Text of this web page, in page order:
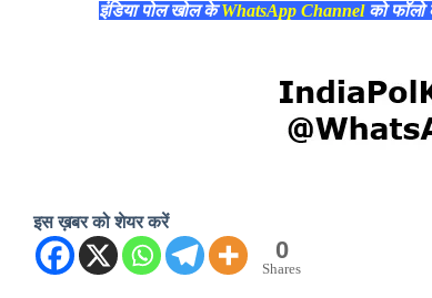
इंडिया पोल खोल केWhatsApp Channelको फॉलो
इस ख़बर को शेयर करें
0
Shares